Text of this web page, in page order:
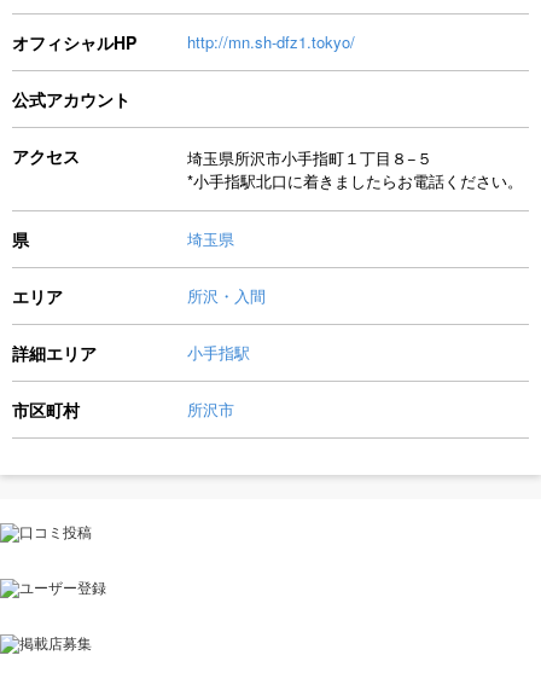
オフィシャルHP http://mn.sh-dfz1.tokyo/
公式アカウント
アクセス
埼玉県所沢市小手指町１丁目８−５
*小手指駅北口に着きましたらお電話ください。
県 埼玉県
エリア 所沢・入間
詳細エリア 小手指駅
市区町村 所沢市